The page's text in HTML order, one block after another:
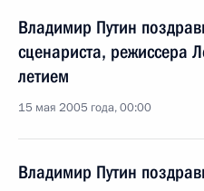
Владимир Путин
сценариста, режиссера
летием
15 мая 2005 года, 00:00
Владимир Путин